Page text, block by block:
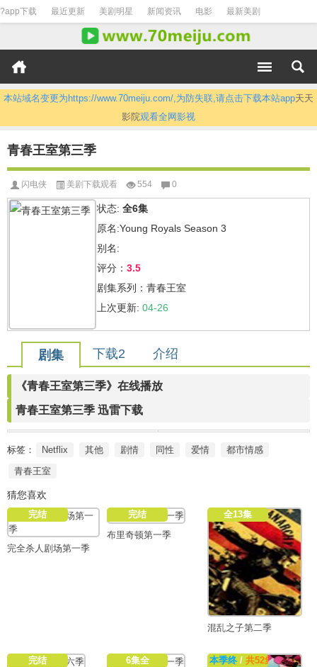
?app下载 最近更新 美剧明星 新闻资讯 电影 最新美剧
本站域名变更为https://www.70meiju.com/,为防失联,请点击下载本站app天天
影院观看全网影视
青春王室第三季
闪电侠 美剧下载观看 554 0
状态: 全6集
原名:Young Royals Season 3
别名:
评分： 3.5
剧集系列：青春王室
上次更新: 04-26
剧集 下载2 介绍
《青春王室第三季》在线播放
青春王室第三季 迅雷下载
标签： Netflix 其他 剧情 同性 爱情
都市情感
青春王室
猜您喜欢
完结
完全杀人剧场第一季
完结
布里奇顿第一季
全13集
混乱之子第二季
完结
6集全
本季终/ 共52集